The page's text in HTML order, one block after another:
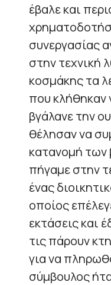
έβαλε και
συνεργασίας
στην τεχνική
κοσμάκης τα
που κλήθηκαν
βγάλανε την
θέλησαν να
κατανομή
πήγαμε στην
ένας
οποίος
εκτάσεις και
τις πάρουν
για να
σύμβουλος